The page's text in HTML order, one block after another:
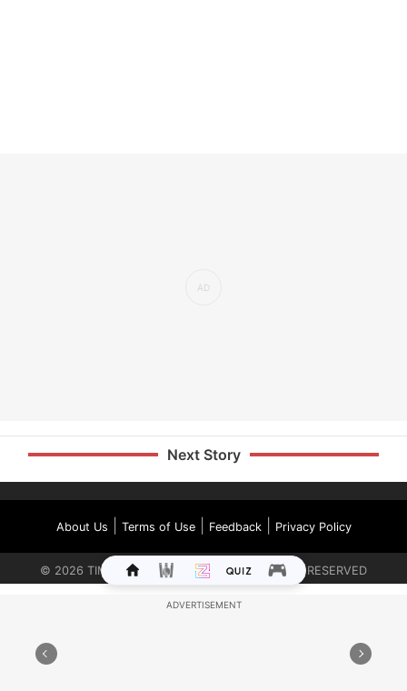
Next Story
About Us Terms of Use| Feedback| Privacy Policy
© 2026 TIMES INTERNET LIMITED. ALL RIGHTS RESERVED